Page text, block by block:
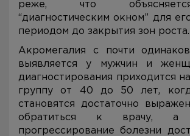
реже, что
“диагностическим окном” для
периодом до закрытия зон роста.
Акромегалия с почти
выявляется у мужчин и
диагностирования приходится
группу от 40 до 50 лет,
становятся достаточно
обратиться к врачу, а
прогрессирование болезни